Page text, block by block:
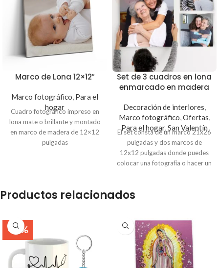
Marco de Lona 12×12″
Marco fotográfico, Para el
hogar
Cuadro fotográfico impreso en
lona mate o brillante y montado
en marco de madera de 12×12
pulgadas
brillante
Set de 3 cuadros en lona
enmarcado en madera
Decoración de interiores,
Marco fotográfico,Ofertas,
Para el hogar,San Valentín
El set consta de un marco 21x26
pulgadas y dos marcos de
12x12 pulgadas donde puedes
colocar una fotografía o hacer un
especial con tu familia, amigos o
limpiar fácilmente y absorbe la
luz.
Productos relacionados
-26%